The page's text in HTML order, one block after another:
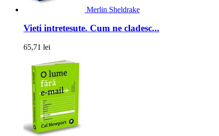
Merlin Sheldrake
Vieti intretesute. Cum ne cladesc...
65,71 lei